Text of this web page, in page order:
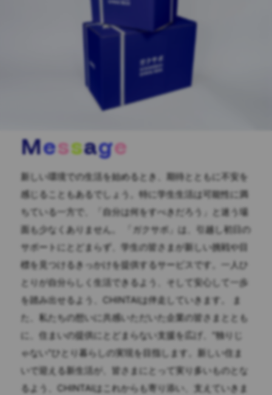
Message
新しい環境での生活を始めるとき、期待とともに不安を
感じることもあるでしょう。特に学生生活は可能性に満
ちている一方で、「自分は何をすべきだろう」と迷う場
面も少なくありません。 「ガクサポ」は、引越し初日の
サポートにとどまらず、学生の皆さまが新しい挑戦や目
標を見つけるきっかけを提供するサービスです。一人ひ
とりが自分らしく生活できるよう、そして安心して一歩
を踏み出せるよう、CHINTAIは伴走していきます。 ま
た、私たちの想いに共感いただいた企業の皆さまととも
に、住まいの提供にとどまらない支援を広げ、"独りじ
ゃない"ひとり暮らしの実現を目指します。新しい住ま
いで迎える新生活が、皆さまにとって実り多いものとな
るよう、CHINTAIはこれからも寄り添い、支えていきま